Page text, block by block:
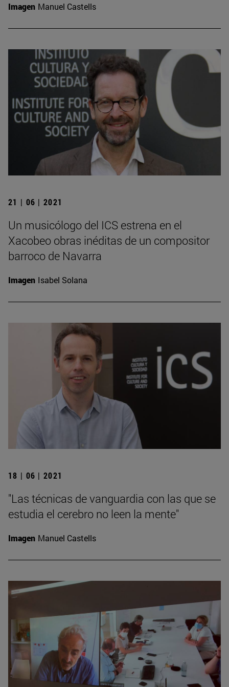
Imagen Manuel Castells
21 | 06 | 2021
Un musicólogo del ICS estrena en el
Xacobeo obras inéditas de un compositor
barroco de Navarra
Imagen Isabel Solana
18 | 06 | 2021
"Las técnicas de vanguardia con las que se
estudia el cerebro no leen la mente"
Imagen Manuel Castells